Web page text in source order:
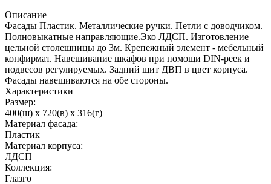
Описание
Фасады Пластик. Металлические ручки. Петли с доводчиком.
Полновыкатные направляющие.Эко ЛДСП. Изготовление
цельной столешницы до 3м. Крепежный элемент - мебельный
конфирмат. Навешивание шкафов при помощи DIN-реек и
подвесов регулируемых. Задний щит ДВП в цвет корпуса.
Фасады навешиваются на обе стороны.
Характеристики
Размер:
400(ш) x 720(в) x 316(г)
Материал фасада:
Пластик
Материал корпуса:
ЛДСП
Коллекция:
Глазго